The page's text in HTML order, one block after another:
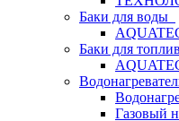
Баки для воды
Баки для
Газовый